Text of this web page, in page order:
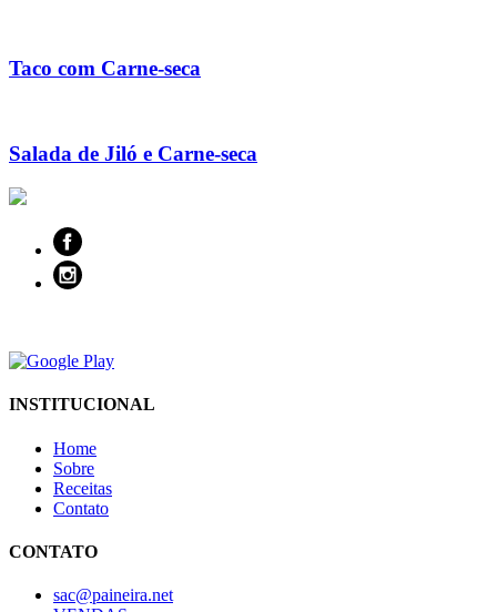
Taco com Carne-seca
Salada de Jiló e Carne-seca
INSTITUCIONAL
Home
Sobre
Receitas
Contato
CONTATO
sac@paineira.net